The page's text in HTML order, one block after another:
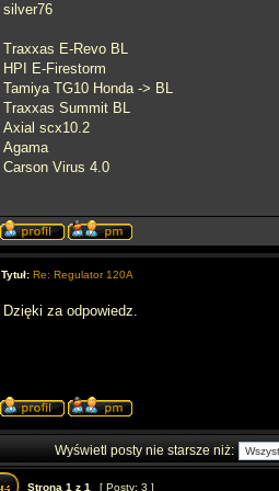
silver76
Traxxas E-Revo BL
HPI E-Firestorm
Tamiya TG10 Honda -> BL
Traxxas Summit BL
Axial scx10.2
Agama
Carson Virus 4.0
Tytuł: Re: Regulator 120A
Dzięki za odpowiedz.
Wyświetl posty nie starsze niż:
Strona 1 z 1 [ Posty: 3 ]